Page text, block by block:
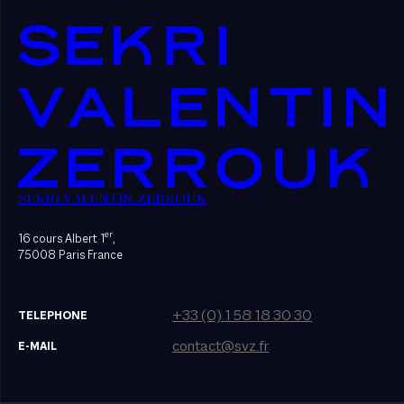
SEKRI VALENTIN ZERROUK
16 cours Albert 1er,
75008 Paris France
TELEPHONE +33 (0) 1 58 18 30 30
E-MAIL contact@svz.fr